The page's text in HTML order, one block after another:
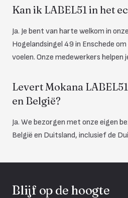
Kan ik LABEL51 in het
Ja. Je bent van harte welkom in
Hogelandsingel 49 in Enschede
voelen. Onze medewerkers helpen
Levert Mokana
en België?
Ja. We bezorgen met onze eigen
België en Duitsland, inclusief de
Blijf op de hoogte